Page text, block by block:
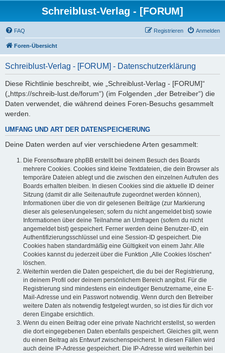
Schreiblust-Verlag - [FORUM]
FAQ Anmelden
Registrieren
Foren-Übersicht
Schreiblust-Verlag - [FORUM] - Datenschutzerklärung
Diese Richtlinie beschreibt, wie „Schreiblust-Verlag - [FORUM]“
(„https://schreib-lust.de/forum“) (im Folgenden „der Betreiber“) die
Daten verwendet, die während deines Foren-Besuchs gesammelt
werden.
UMFANG UND ART DER DATENSPEICHERUNG
Deine Daten werden auf vier verschiedene Arten gesammelt:
Die Forensoftware phpBB erstellt bei deinem Besuch des Boards
mehrere Cookies. Cookies sind kleine Textdateien, die dein Browser als
temporäre Dateien ablegt und die zwischen den einzelnen Aufrufen des
Boards erhalten bleiben. In diesen Cookies sind die aktuelle ID deiner
Sitzung (damit dir alle Seitenaufrufe zugeordnet werden können),
Informationen über die von dir gelesenen Beiträge (zur Markierung
dieser als gelesen/ungelesen; sofern du nicht angemeldet bist) sowie
Informationen über deine Teilnahme an Umfragen (sofern du nicht
angemeldet bist) gespeichert. Ferner werden deine Benutzer-ID, ein
Authentifizierungsschlüssel und eine Session-ID gespeichert. Die
Cookies haben standardmäßig eine Gültigkeit von einem Jahr. Alle
Cookies kannst du jederzeit über die Funktion „Alle Cookies löschen“
löschen.
Weiterhin werden die Daten gespeichert, die du bei der Registrierung,
in deinem Profil oder deinem persönlichem Bereich angibst. Für die
Registrierung sind mindestens ein eindeutiger Benutzername, eine E-
Mail-Adresse und ein Passwort notwendig. Wenn durch den Betreiber
weitere Daten als notwendig festgelegt wurden, so ist dies für dich vor
deren Eingabe ersichtlich.
Wenn du einen Beitrag oder eine private Nachricht erstellst, so werden
die dort eingegebenen Daten ebenfalls gespeichert. Gleiches gilt, wenn
du einen Beitrag als Entwurf zwischenspeicherst. In diesen Fällen wird
auch deine IP-Adresse gespeichert. Die IP-Adresse wird weiterhin bei